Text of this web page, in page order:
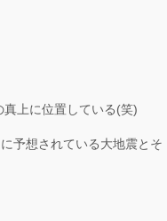
上に位置している(笑)
予想されている大地震とそ